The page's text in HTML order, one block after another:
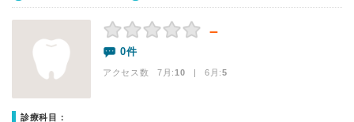
－
0件
アクセス数 7月:10 | 6月:5
診療科目：